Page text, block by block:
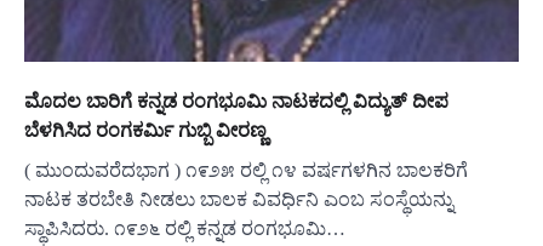
ಮೊದಲ ಬಾರಿಗೆ ಕನ್ನಡ ರಂಗಭೂಮಿ ನಾಟಕದಲ್ಲಿ ವಿದ್ಯುತ್ ದೀಪ
ಬೆಳಗಿಸಿದ ರಂಗಕರ್ಮಿ ಗುಬ್ಬಿ ವೀರಣ್ಣ
( ಮುಂದುವರೆದಭಾಗ ) ೧೯೨೫ ರಲ್ಲಿ ೧೪ ವರ್ಷಗಳಗಿನ ಬಾಲಕರಿಗೆ
ನಾಟಕ ತರಬೇತಿ ನೀಡಲು ಬಾಲಕ ವಿವರ್ಧಿನಿ ಎಂಬ ಸಂಸ್ಥೆಯನ್ನು
ಸ್ಥಾಪಿಸಿದರು. ೧೯೨೬ ರಲ್ಲಿ ಕನ್ನಡ ರಂಗಭೂಮಿ…